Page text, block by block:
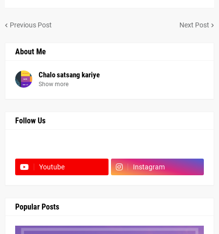
Previous Post Next Post
About Me
Chalo satsang kariye
Show more
Follow Us
Youtube Instagram
Popular Posts